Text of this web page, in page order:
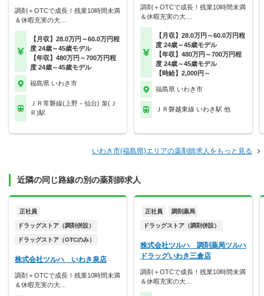
調剤＋OTCで成長！残業10時間未満
＆休暇充実の大…
【月収】28.0万円～60.0万円程
度 24歳～45歳モデル
【年収】480万円～700万円程
度 24歳～45歳モデル
福島県 いわき市
ＪＲ常磐線(上野－仙台) 泉(Ｊ
Ｒ)駅
調剤＋OTCで成長！残業10時間未満
＆休暇充実の大…
【月収】28.0万円～60.0万円程
度 24歳～45歳モデル
【年収】480万円～700万円程
度 24歳～45歳モデル
【時給】2,000円～
福島県 いわき市
ＪＲ磐越東線 いわき駅 他
いわき市(福島県)エリアの薬剤師求人をもっと見る
近隣の同じ路線の別の薬剤師求人
正社員
ドラッグストア（調剤併設）
ドラッグストア（OTCのみ）
株式会社ツルハ いわき泉店
調剤＋OTCで成長！残業10時間未満
＆休暇充実の大…
正社員 調剤薬局
ドラッグストア（調剤併設）
株式会社ツルハ 調剤薬局ツルハ
ドラッグいわき三倉店
調剤＋OTCで成長！残業10時間未満
＆休暇充実の大…